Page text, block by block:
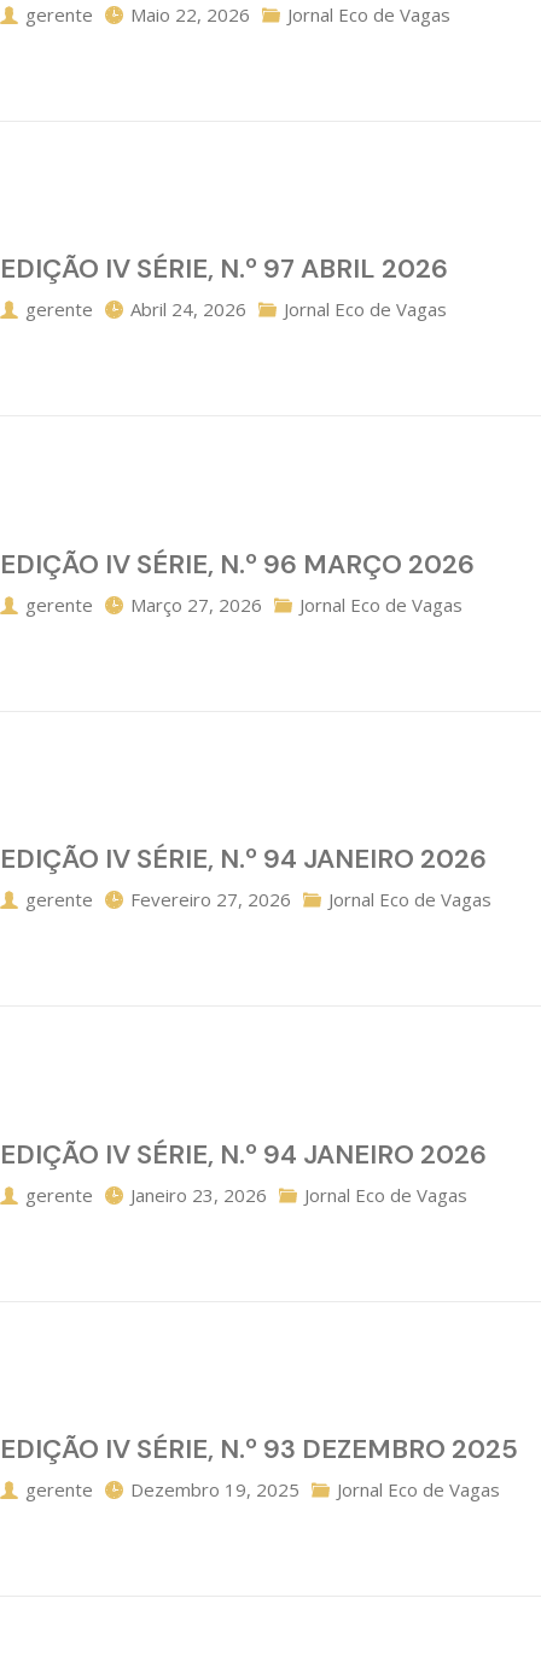
gerente Maio 22, 2026 Jornal Eco de Vagas
EDIÇÃO IV SÉRIE, N.º 97 ABRIL 2026
gerente Abril 24, 2026 Jornal Eco de Vagas
EDIÇÃO IV SÉRIE, N.º 96 MARÇO 2026
gerente Março 27, 2026 Jornal Eco de Vagas
EDIÇÃO IV SÉRIE, N.º 94 JANEIRO 2026
gerente Fevereiro 27, 2026 Jornal Eco de Vagas
EDIÇÃO IV SÉRIE, N.º 94 JANEIRO 2026
gerente Janeiro 23, 2026 Jornal Eco de Vagas
EDIÇÃO IV SÉRIE, N.º 93 DEZEMBRO 2025
gerente Dezembro 19, 2025 Jornal Eco de Vagas